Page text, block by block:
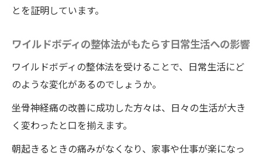
痛みと痺れを和らげる具体的な施術法
質向上
ワイルドボディの整体施術後の日常生活改
善体験談
ワイルドボディの整体法で健康な身体を取
り戻す方法
とを証明しています。
ワイルドボディの整体法がもたらす日常生活への影響
ワイルドボディの整体法を受けることで、日常生活にど
のような変化があるのでしょうか。
坐骨神経痛の改善に成功した方々は、日々の生活が大き
く変わったと口を揃えます。
朝起きるときの痛みがなくなり、家事や仕事が楽になっ